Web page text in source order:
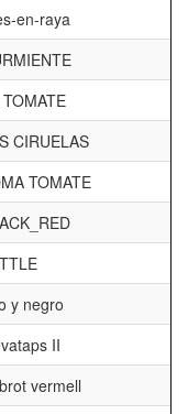
en-raya
CIRUELAS
TOMATE
y negro
II
vermell